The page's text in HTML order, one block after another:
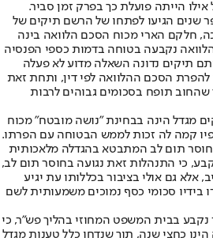
הייתה פועלת כך בפרק זמן סביר.
שנים הגיעו לפתחו של הרשם תיקים של
חלקם הארי מכוח הסכם הלוואה בינה
נקבעה בטוחה בדמות כספי הפנסיה
תיקים נדונה השאלה מדוע לא פעלה
הסכם ההלוואה לפי דין, ותחת זאת
תופח בסכומים גבוהים לרבות
מגדל הינה בבחינת "נושה מובטח" מכוח
קמה לה זכות לממש הבטוחה עם הפרתו.
תום לב המתבטא בהגדלה מלאכותית
כי התנהלות זאת נגועה בחוסר תום לב,
אלא גם אולי בציבור בכללותו עת יגיע
בידיו סכומי כסף נמוכים משמעותית לשם
כאשר בשנת 2015 כבר נקבע בבית המשפט המחוזי בהליך פש"ר, כי
כחצי שנה, תוך שנדחו כלל טענות מגדל